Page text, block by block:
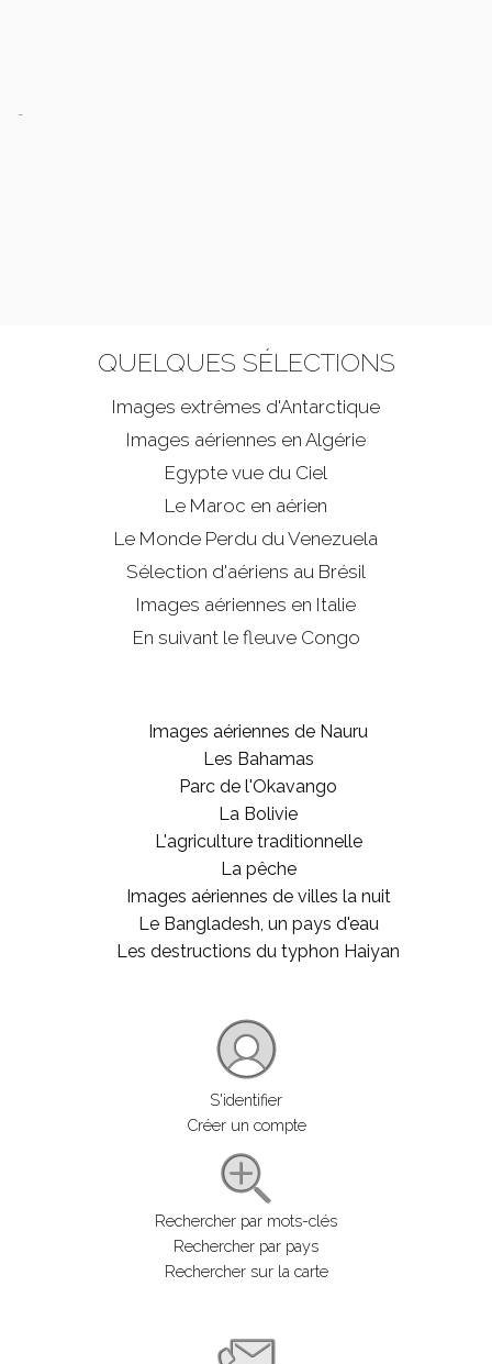
-
QUELQUES SÉLECTIONS
Images extrêmes d'Antarctique
Images aériennes en Algérie
Egypte vue du Ciel
Le Maroc en aérien
Le Monde Perdu du Venezuela
Sélection d'aériens au Brésil
Images aériennes en Italie
En suivant le fleuve Congo
Images aériennes de Nauru
Les Bahamas
Parc de l'Okavango
La Bolivie
L'agriculture traditionnelle
La pêche
Images aériennes de villes la nuit
Le Bangladesh, un pays d'eau
Les destructions du typhon Haiyan
S'identifier
Créer un compte
Rechercher par mots-clés
Rechercher par pays
Rechercher sur la carte